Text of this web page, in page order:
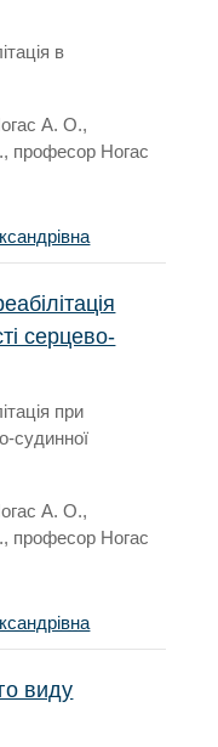
в
А. О.,
професор Ногас
серцево-
при
судинної
А. О.,
професор Ногас
виду